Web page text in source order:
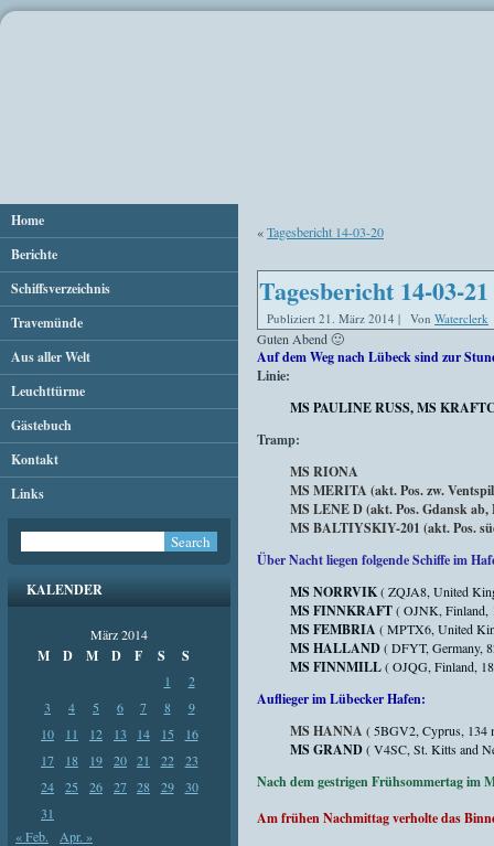
Home
Berichte
Schiffsverzeichnis
Travemünde
Aus aller Welt
Leuchttürme
Gästebuch
Kontakt
Links
KALENDER
März 2014
M D M D F S S
1
2
3
4 5 6 7 8
9
10
11 12 13 14 15
16
17
18 19 20 21 22
23
24
25 26 27 28 29
30
31
« Feb.
Apr. »
«Tagesbericht 14-03-20
Tagesbericht 14-03-21
Publiziert 21. März 2014 | Von Waterclerk
Guten Abend 🙂
Auf dem Weg nach Lübeck sind zur
Linie:
MS PAULINE RUSS, MS
Tramp:
MS RIONA
MS MERITA (akt. Pos. zw.
MS LENE D (akt. Pos. Gdansk ab,
MS BALTIYSKIY-201 (akt. Pos.
Über Nacht liegen folgende Schiffe im
MS NORRVIK( ZQJA8, United
MS FINNKRAFT( OJNK, Finland,
MS FEMBRIA ( MPTX6, United
MS HALLAND( DFYT, Germany,
MS FINNMILL( OJQG, Finland,
Auflieger im Lübecker Hafen:
MS HANNA ( 5BGV2, Cyprus, 134
MS GRAND( V4SC, St. Kitts and
Nach dem gestrigen Frühsommertag im
Am frühen Nachmittag verholte das